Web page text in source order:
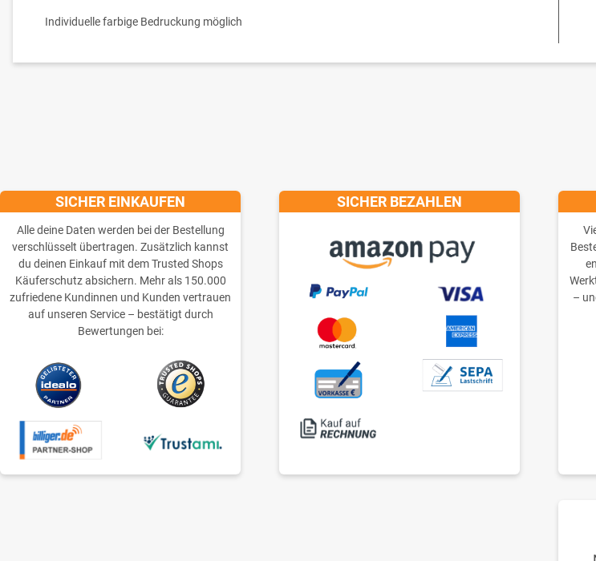
Individuelle farbige Bedruckung möglich
SICHER EINKAUFEN
Alle deine Daten werden bei der Bestellung
verschlüsselt übertragen. Zusätzlich kannst
du deinen Einkauf mit dem Trusted Shops
Käuferschutz absichern. Mehr als 150.000
zufriedene Kundinnen und Kunden vertrauen
auf unseren Service – bestätigt durch
Bewertungen bei:
SICHER BEZAHLEN
–